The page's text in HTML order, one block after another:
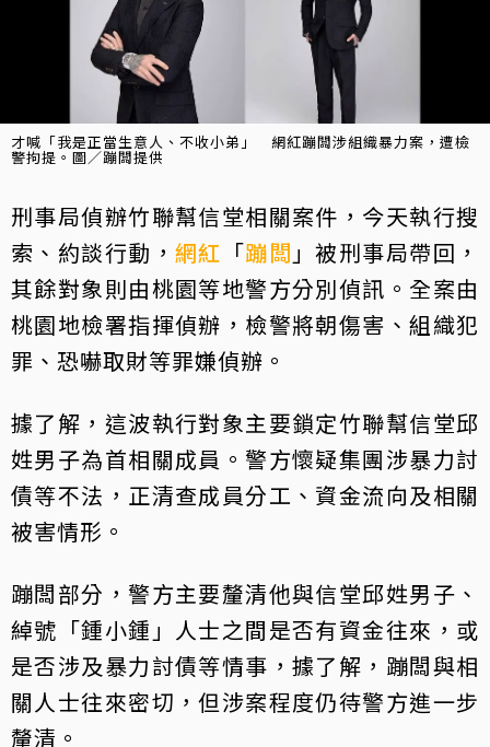
才喊「我是正當生意人、不收小弟」 網紅蹦闆涉組織暴力案，遭檢
警拘提。圖／蹦闆提供
刑事局偵辦竹聯幫信堂相關案件，今天執行搜
索、約談行動， 網紅 「蹦闆 」被刑事局帶回，
其餘對象則由桃園等地警方分別偵訊。全案由
桃園地檢署指揮偵辦，檢警將朝傷害、組織犯
罪、恐嚇取財等罪嫌偵辦。
據了解，這波執行對象主要鎖定竹聯幫信堂邱
姓男子為首相關成員。警方懷疑集團涉暴力討
債等不法，正清查成員分工、資金流向及相關
被害情形。
蹦闆部分，警方主要釐清他與信堂邱姓男子、
綽號「鍾小鍾」人士之間是否有資金往來，或
是否涉及暴力討債等情事，據了解，蹦闆與相
關人士往來密切，但涉案程度仍待警方進一步
釐清。